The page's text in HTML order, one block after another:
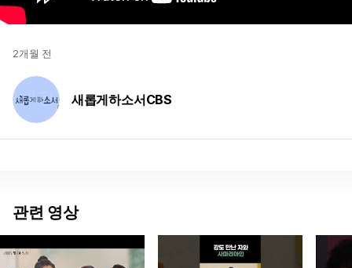
2개월 전
새롭게하소서CBS
관련 영상